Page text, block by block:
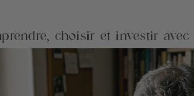
choisir et investir